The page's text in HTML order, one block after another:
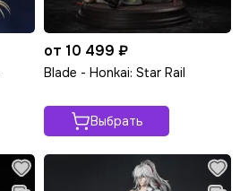
от 10 499 ₽
Blade - Honkai: Star Rail
Выбрать